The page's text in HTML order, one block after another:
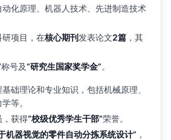
化原理、机器人技术、先进制造技术
项目，在核心期刊发表论文2篇 ，其
称号及“研究生国家奖学金”。
础理论和专业知识，包括机械原理、
等。
，获得“校级优秀学生干部”荣誉。
机器视觉的零件自动分拣系统设计” ，